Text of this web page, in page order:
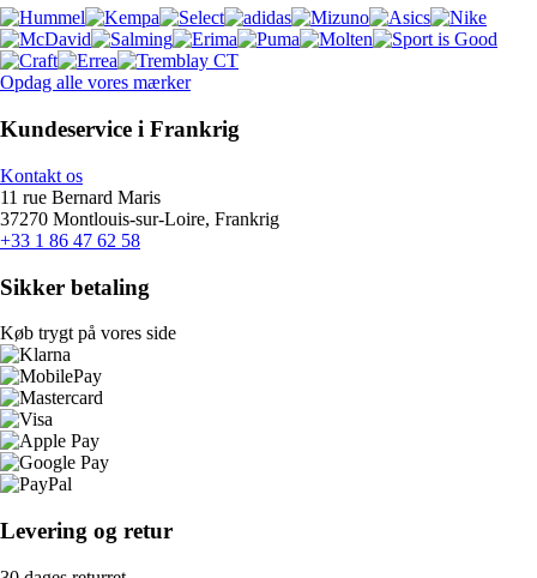
Opdag alle vores mærker
Kundeservice i Frankrig
Kontakt os
11 rue Bernard Maris
37270 Montlouis-sur-Loire, Frankrig
+33 1 86 47 62 58
Sikker betaling
Køb trygt på vores side
Levering og retur